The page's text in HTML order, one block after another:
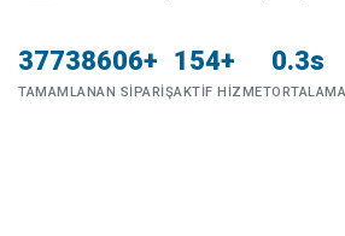
37738606+
TAMAMLANAN SIPARIŞ
154+
AKTIF HIZMET
0.3s